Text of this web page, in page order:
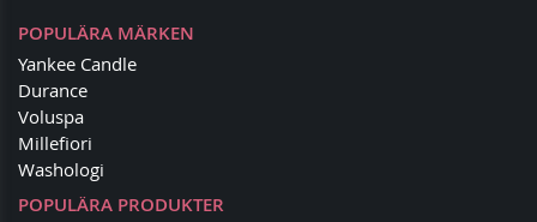
POPULÄRA MÄRKEN
Yankee Candle
Durance
Voluspa
Millefiori
Washologi
POPULÄRA PRODUKTER